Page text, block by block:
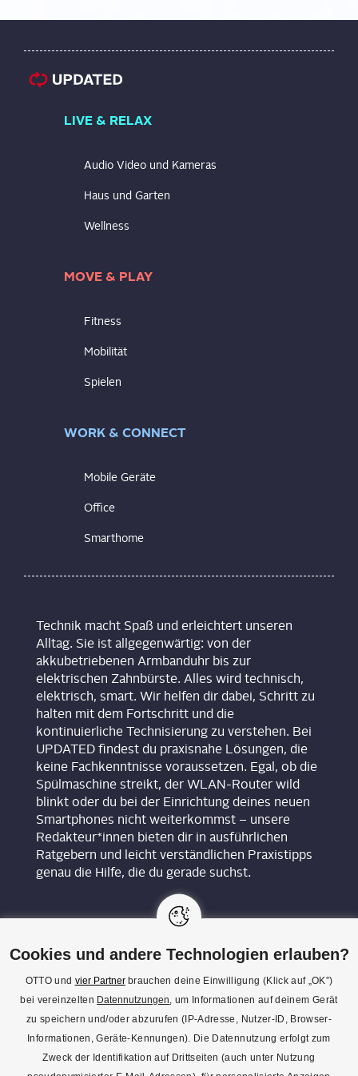
LIVE & RELAX
Audio Video und Kameras
Haus und Garten
Wellness
MOVE & PLAY
Fitness
Mobilität
Spielen
WORK & CONNECT
Mobile Geräte
Office
Smarthome
Technik macht Spaß und erleichtert unseren
Alltag. Sie ist allgegenwärtig: von der
akkubetriebenen Armbanduhr bis zur
elektrischen Zahnbürste. Alles wird technisch,
elektrisch, smart. Wir helfen dir dabei, Schritt zu
halten mit dem Fortschritt und die
kontinuierliche Technisierung zu verstehen. Bei
UPDATED findest du praxisnahe Lösungen, die
keine Fachkenntnisse voraussetzen. Egal, ob die
Spülmaschine streikt, der WLAN-Router wild
blinkt oder du bei der Einrichtung deines neuen
Smartphones nicht weiterkommst – unsere
Redakteur*innen bieten dir in ausführlichen
Ratgebern und leicht verständlichen Praxistipps
genau die Hilfe, die du gerade suchst.
KON­TAKT
REDAK­TI­ON
IMPRES­SUM
Cookies und andere Technologien erlauben?
OTTO und vier Partnerbrauchen deine Einwilligung (Klick auf „OK”)
bei vereinzelten Datennutzungen, um Informationen auf deinem Gerät
zu speichern und/oder abzurufen (IP-Adresse, Nutzer-ID, Browser-
Informationen, Geräte-Kennungen). Die Datennutzung erfolgt zum
Zweck der Identifikation auf Drittseiten (auch unter Nutzung